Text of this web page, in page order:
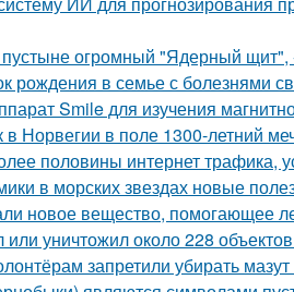
пустыне огромный "Ядерный щит",
рождения в семье с болезнями
Smile для изучения
в Норвегии в поле 1300-летний
половины интернет трафика,
в морских звездах новые
новое вещество, помогающее
уничтожил около 228
запретили убирать